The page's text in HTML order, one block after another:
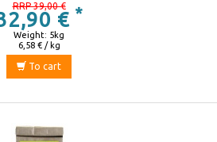
RRP 39,00 €
€ *
6,58 € / kg
Weight: 5kg
To cart